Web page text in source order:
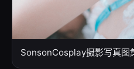
SonsonCosplay摄影写真图